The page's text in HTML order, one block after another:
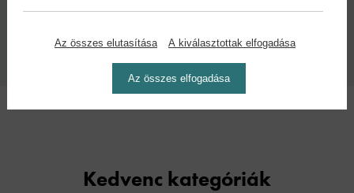
Kiadás dátuma:
Méret:
Kedvenc kategóriák
Az összes elutasítása A kiválasztottak elfogadása
Az összes elfogadása